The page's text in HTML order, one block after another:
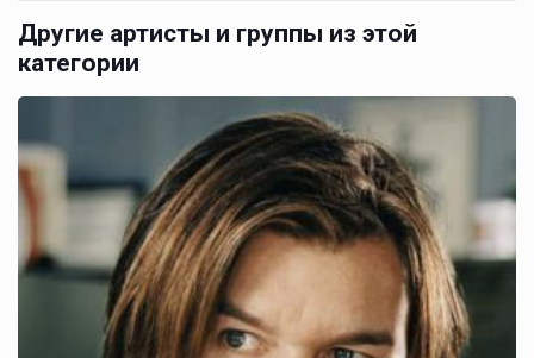
Другие артисты и группы из этой
категории